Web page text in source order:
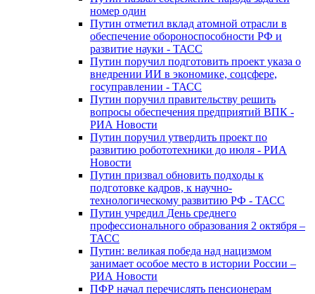
номер один
Путин отметил вклад атомной отрасли в
обеспечение обороноспособности РФ и
развитие науки - ТАСС
Путин поручил подготовить проект указа о
внедрении ИИ в экономике, соцсфере,
госуправлении - ТАСС
Путин поручил правительству решить
вопросы обеспечения предприятий ВПК -
РИА Новости
Путин поручил утвердить проект по
развитию робототехники до июля - РИА
Новости
Путин призвал обновить подходы к
подготовке кадров, к научно-
технологическому развитию РФ - ТАСС
Путин учредил День среднего
профессионального образования 2 октября –
ТАСС
Путин: великая победа над нацизмом
занимает особое место в истории России –
РИА Новости
ПФР начал перечислять пенсионерам